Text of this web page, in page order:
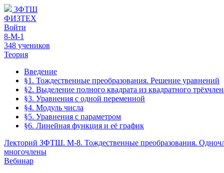
ЗФТШ
ФИЗТЕХ
Войти
8-М-1
348 учеников
Теория
Введение
§1. Тождественные преобразования. Решение уравнений
§2. Выделение полного квадрата из квадратного
§3. Уравнения с одной переменной
§4. Модуль числа
§5. Уравнения с параметром
§6. Линейная функция и её график
Лекторий ЗФТШ. М-8. Тождественные преобразования.
многочлены
Вебинар